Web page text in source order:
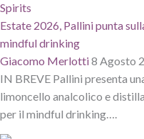
Spirits
Estate 2026, Pallini punta
mindful drinking
Giacomo Merlotti8 Agosto
IN BREVE Pallini presenta
limoncello analcolico e
per il mindful drinking….